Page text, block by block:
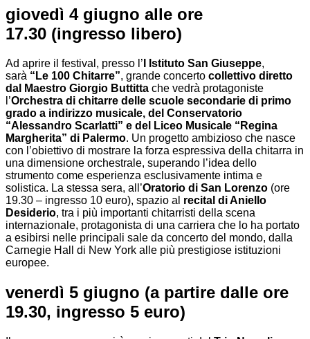
giovedì 4 giugno alle ore
17.30 (ingresso libero)
Ad aprire il festival, presso l’ I Istituto San Giuseppe,
sarà “Le 100 Chitarre”, grande concerto collettivo diretto
dal Maestro Giorgio Buttitta che vedrà protagoniste
l’Orchestra di chitarre delle scuole secondarie di primo
grado a indirizzo musicale, del Conservatorio
“Alessandro Scarlatti” e del Liceo Musicale “Regina
Margherita” di Palermo. Un progetto ambizioso che nasce
con l’obiettivo di mostrare la forza espressiva della chitarra in
una dimensione orchestrale, superando l’idea dello
strumento come esperienza esclusivamente intima e
solistica. La stessa sera, all’Oratorio di San Lorenzo (ore
19.30 – ingresso 10 euro), spazio al recital di Aniello
Desiderio, tra i più importanti chitarristi della scena
internazionale, protagonista di una carriera che lo ha portato
a esibirsi nelle principali sale da concerto del mondo, dalla
Carnegie Hall di New York alle più prestigiose istituzioni
europee.
venerdì 5 giugno (a partire dalle ore
19.30, ingresso 5 euro)